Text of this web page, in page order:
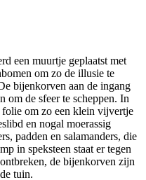
een muurtje geplaatst met
om zo de illusie te
bijenkorven aan de ingang
om de sfeer te scheppen. In
folie om zo een klein vijvertje
en nogal moerassig
padden en salamanders, die
in speksteen staat er tegen
de bijenkorven zijn
tuin.